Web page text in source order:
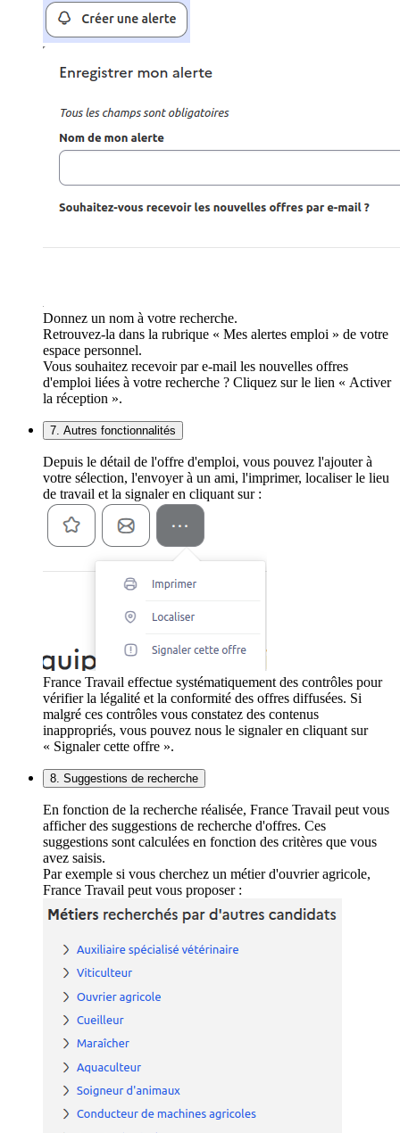
Donnez un nom à votre recherche.
Retrouvez-la dans la rubrique « Mes alertes emploi » de votre
espace personnel.
Vous souhaitez recevoir par e-mail les nouvelles offres
d'emploi liées à votre recherche ? Cliquez sur le lien « Activer
la réception ».
7. Autres fonctionnalités
Depuis le détail de l'offre d'emploi, vous pouvez l'ajouter à
votre sélection, l'envoyer à un ami, l'imprimer, localiser le lieu
de travail et la signaler en cliquant sur :
France Travail effectue systématiquement des contrôles pour
vérifier la légalité et la conformité des offres diffusées. Si
malgré ces contrôles vous constatez des contenus
inappropriés, vous pouvez nous le signaler en cliquant sur
« Signaler cette offre ».
8. Suggestions de recherche
En fonction de la recherche réalisée, France Travail peut vous
afficher des suggestions de recherche d'offres. Ces
suggestions sont calculées en fonction des critères que vous
avez saisis.
Par exemple si vous cherchez un métier d'ouvrier agricole,
France Travail peut vous proposer :